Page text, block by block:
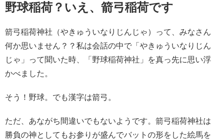
野球稲荷？いえ、箭弓稲荷です
箭弓稲荷神社（やきゅういなりじんじゃ）って、みなさん
何か思いません？？私は会話の中で「やきゅういなりじん
じゃ」って聞いた時、「野球稲荷神社」を真っ先に思い浮
かべました。
そう！野球。でも漢字は箭弓。
ただ、あながち間違いでもないようです。箭弓稲荷神社は
勝負の神としてもお参りが盛んでバットの形をした絵馬を